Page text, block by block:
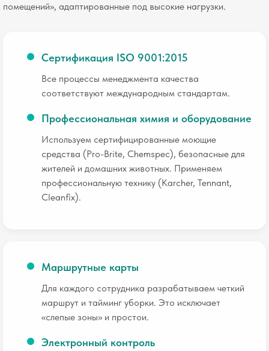
помещений», адаптированные под высокие нагрузки.
Сертификация ISO 9001:2015
Все процессы менеджмента качества
соответствуют международным стандартам.
Профессиональная химия и оборудование
Используем сертифицированные моющие
средства (Pro-Brite, Chemspec), безопасные для
жителей и домашних животных. Применяем
профессиональную технику (Karcher, Tennant,
Cleanfix).
Маршрутные карты
Для каждого сотрудника разрабатываем четкий
маршрут и тайминг уборки. Это исключает
«слепые зоны» и простои.
Электронный контроль